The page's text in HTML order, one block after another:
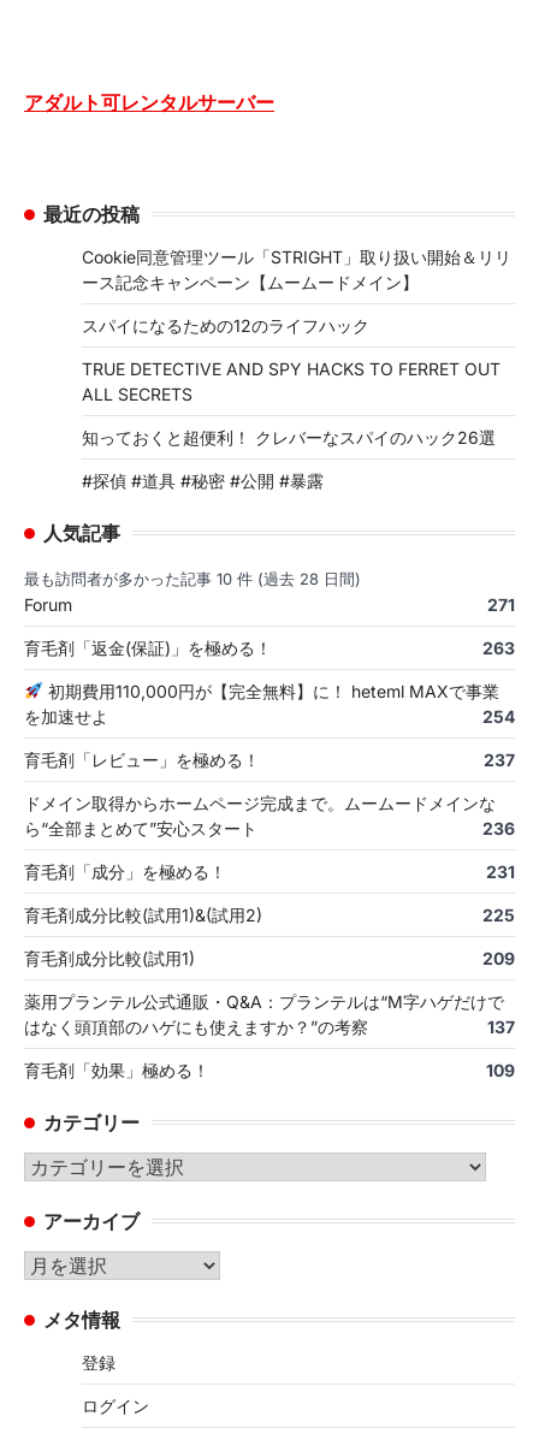
アダルト可レンタルサーバー
最近の投稿
Cookie同意管理ツール「STRIGHT」取り扱い開始＆リリ
ース記念キャンペーン【ムームードメイン】
スパイになるための12のライフハック
TRUE DETECTIVE AND SPY HACKS TO FERRET OUT
ALL SECRETS
知っておくと超便利！ クレバーなスパイのハック26選
#探偵 #道具 #秘密 #公開 #暴露
人気記事
最も訪問者が多かった記事 10 件 (過去 28 日間)
Forum 271
育毛剤「返金(保証)」を極める！ 263
初期費用110,000円が【完全無料】に！ heteml MAXで事業
を加速せよ
254
育毛剤「レビュー」を極める！ 237
ドメイン取得からホームページ完成まで。ムームードメインな
ら“全部まとめて”安心スタート
236
育毛剤「成分」を極める！ 231
育毛剤成分比較(試用1)&(試用2) 225
育毛剤成分比較(試用1) 209
薬用プランテル公式通販・Q&A：プランテルは“M字ハゲだけで
はなく頭頂部のハゲにも使えますか？”の考察
137
育毛剤「効果」極める！ 109
カテゴリー
カ
ゴ
リ
ー
アーカイブ
ア
カ メタ情報
登録
ログイン